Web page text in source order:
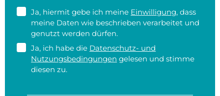
Ja, hiermit gebe ich meine Einwilligung, dass
meine Daten wie beschrieben verarbeitet und
genutzt werden dürfen.
Ja, ich habe die Datenschutz- und
Nutzungsbedingungen gelesen und stimme
diesen zu.